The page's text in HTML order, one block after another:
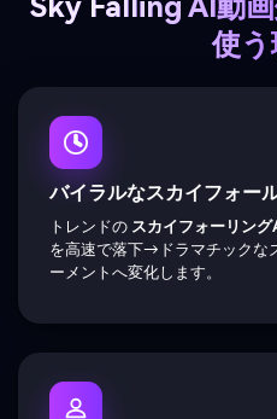
Sky Falling AI動
使う
バイラルなスカイフォー
トレンドの スカイフォーリング
を高速で落下→ドラマチックな
ーメントへ変化します。